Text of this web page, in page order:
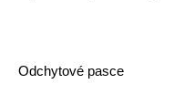
Odchytové pasce